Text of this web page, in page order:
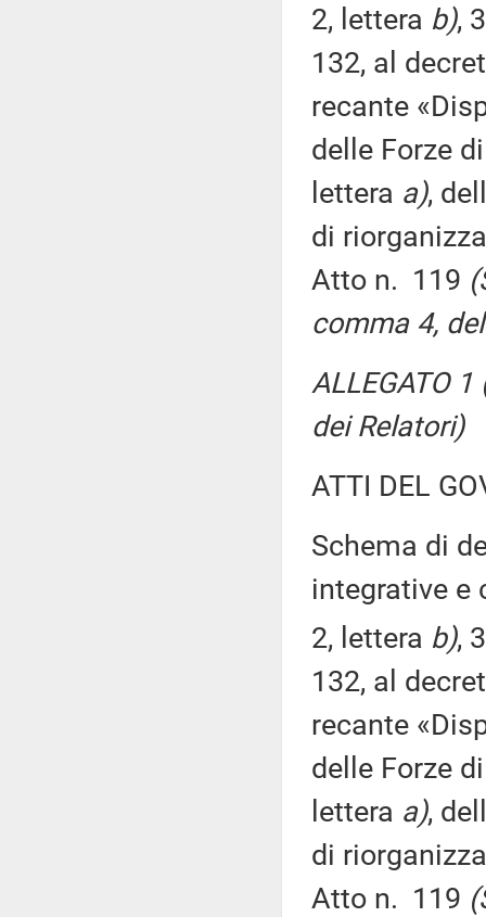
2, lettera b),
132, al
recante
delle Forze
lettera a),
di
Atto n. 119
comma 4,
ALLEGATO
dei Relatori)
ATTI DEL
Schema di
integrative e
2, lettera b),
132, al
recante
delle Forze
lettera a),
di
Atto n. 119